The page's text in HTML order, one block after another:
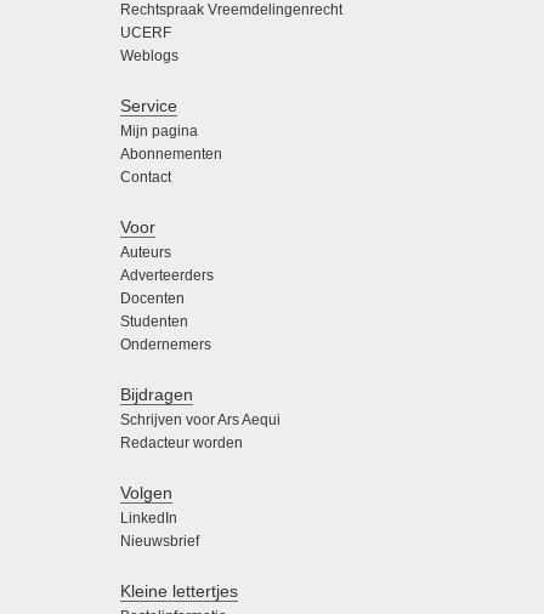
Rechtspraak Vreemdelingenrecht
UCERF
Weblogs
Service
Mijn pagina
Abonnementen
Contact
Voor
Auteurs
Adverteerders
Docenten
Studenten
Ondernemers
Bijdragen
Schrijven voor Ars Aequi
Redacteur worden
Volgen
LinkedIn
Nieuwsbrief
Kleine lettertjes